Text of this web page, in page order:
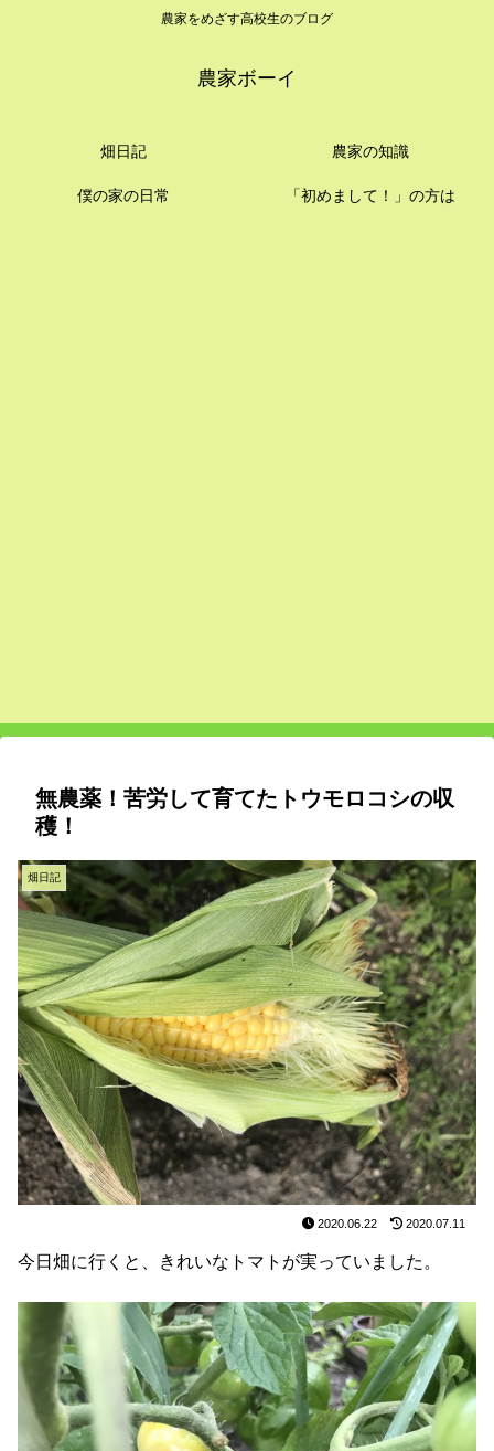
農家をめざす高校生のブログ
農家ボーイ
畑日記 農家の知識
僕の家の日常 「初めまして！」の方は
無農薬！苦労して育てたトウモロコシの収
穫！
畑日記
2020.06.22 2020.07.11
今日畑に行くと、きれいなトマトが実っていました。